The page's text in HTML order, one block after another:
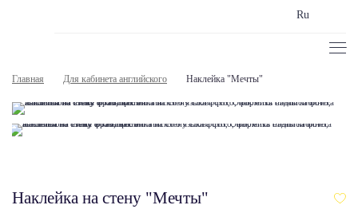
Ru
Главная Для кабинета английского Наклейка "Мечты"
Наклейка на стену "Мечты"